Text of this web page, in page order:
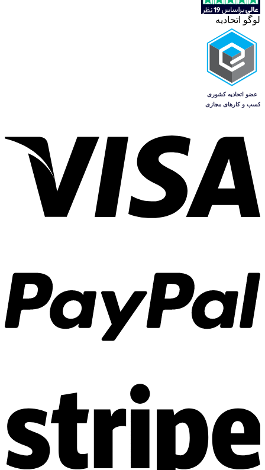
لوگو اتحادیه